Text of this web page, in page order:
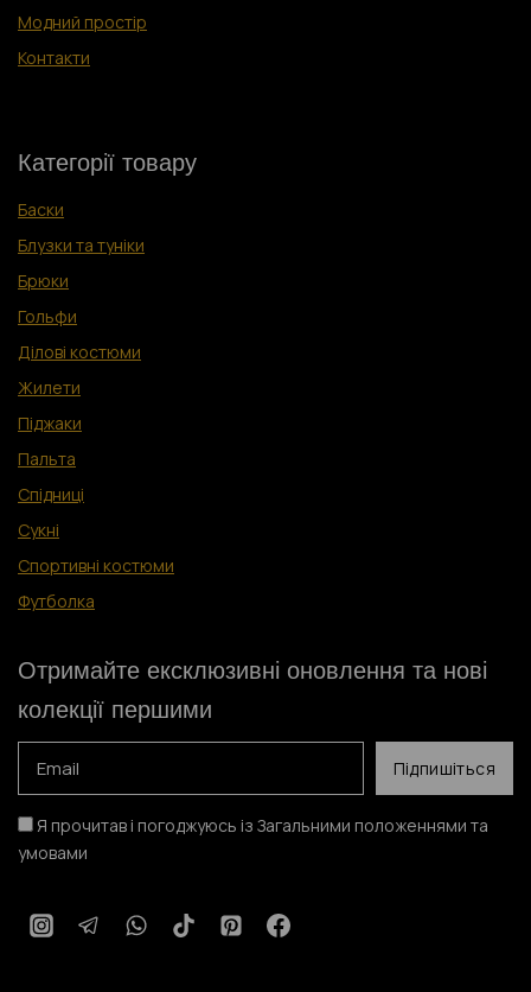
Модний простір
Контакти
Категорії товару
Баски
Блузки та туніки
Брюки
Гольфи
Ділові костюми
Жилети
Піджаки
Пальта
Спідниці
Сукні
Спортивні костюми
Футболка
Отримайте ексклюзивні оновлення та нові
колекції першими
Я прочитав і погоджуюсь із Загальними положеннями та
умовами